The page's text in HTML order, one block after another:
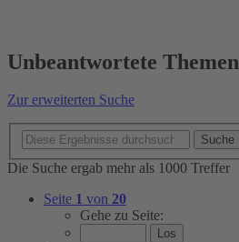
Unbeantwortete Themen
Zur erweiterten Suche
Suche
Die Suche ergab mehr als 1000 Treffer
Seite 1 von 20
Gehe zu Seite: